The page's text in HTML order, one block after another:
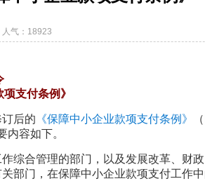
人气：18923
支付条例》
后的 《保障中小企业款项支付条例》
内容如下。
综合管理的部门，以及发展改革、财
部门，在保障中小企业款项支付工作